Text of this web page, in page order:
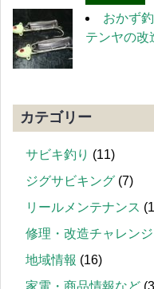
おかず
テンヤの改
カテゴリー
サビキ釣り (11)
ジグサビキング (7)
リールメンテナンス
修理・改造チャレンジ
地域情報 (16)
家電・商品情報など